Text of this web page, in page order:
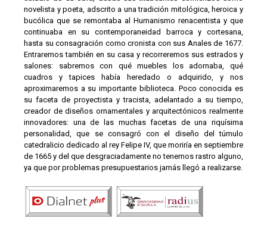
novelista y poeta, adscrito a una tradición mitológica, heroica y
bucólica que se remontaba al Humanismo renacentista y que
continuaba en su contemporaneidad barroca y cortesana,
hasta su consagración como cronista con sus Anales de 1677.
Entraremos también en su casa y recorreremos sus estrados y
salones: sabremos con qué muebles los adornaba, qué
cuadros y tapices había heredado o adquirido, y nos
aproximaremos a su importante biblioteca. Poco conocida es
su faceta de proyectista y tracista, adelantado a su tiempo,
creador de diseños ornamentales y arquitectónicos realmente
innovadores: una de las muchas facetas de una riquísima
personalidad, que se consagró con el diseño del túmulo
catedralicio dedicado al rey Felipe IV, que moriría en septiembre
de 1665 y del que desgraciadamente no tenemos rastro alguno,
ya que por problemas presupuestarios jamás llegó a realizarse.